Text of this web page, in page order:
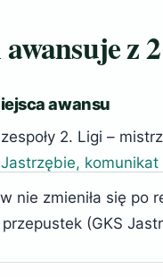
z
awansu
2. Ligi –
Jastrzębie,
nie zmieniła się po
(GKS